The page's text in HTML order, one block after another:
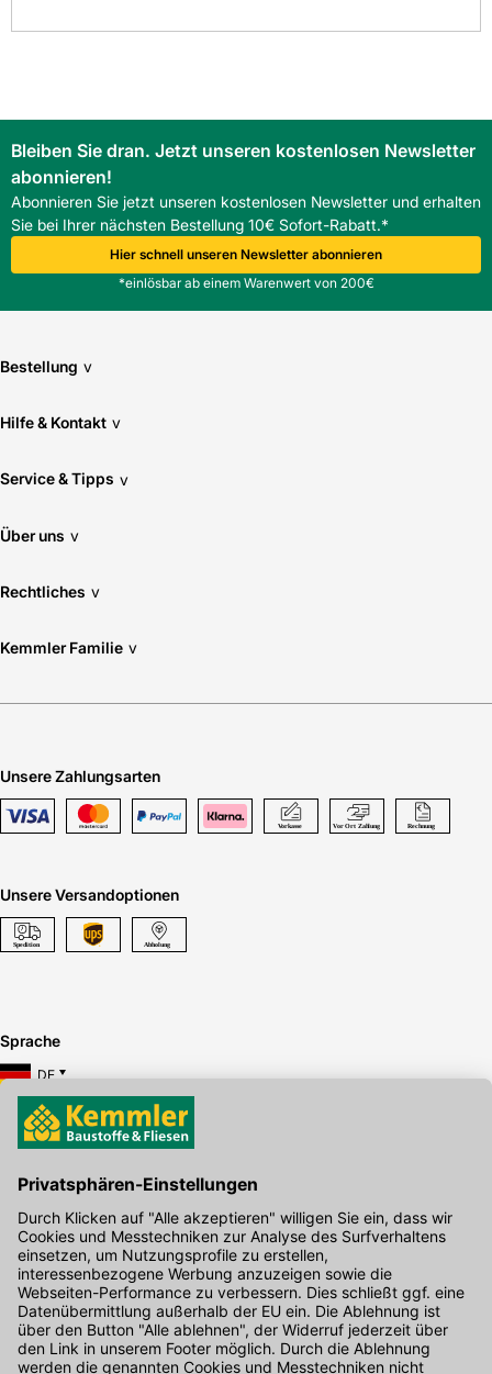
Bleiben Sie dran. Jetzt unseren kostenlosen Newsletter
abonnieren!
Abonnieren Sie jetzt unseren kostenlosen Newsletter und erhalten
Sie bei Ihrer nächsten Bestellung 10€ Sofort-Rabatt.*
Hier schnell unseren Newsletter abonnieren
*einlösbar ab einem Warenwert von 200€
Bestellung v
Hilfe & Kontakt v
Service & Tipps v
Über uns v
Rechtliches v
Kemmler Familie v
Unsere Zahlungsarten
Unsere Versandoptionen
Sprache
DE
Hier gibt's die kostenlose App
Kontakt